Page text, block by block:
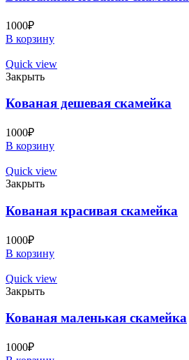
1000₽
В корзину
Quick view
Закрыть
Кованая дешевая скамейка
1000₽
В корзину
Quick view
Закрыть
Кованая красивая скамейка
1000₽
В корзину
Quick view
Закрыть
Кованая маленькая скамейка
1000₽